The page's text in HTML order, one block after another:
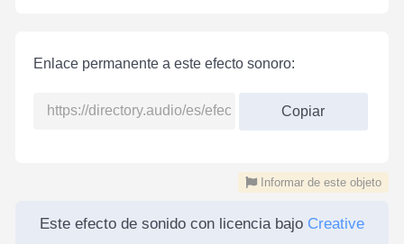
Enlace permanente a este efecto sonoro:
Copiar
Informar de este objeto
Este efecto de sonido con licencia bajo Creative